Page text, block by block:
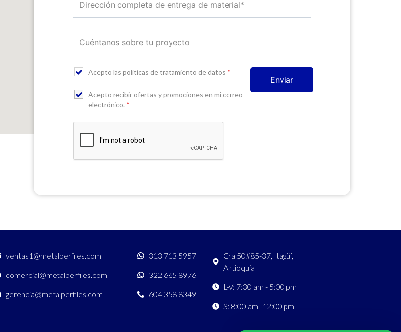
Acepto las políticas de tratamiento de datos *
Acepto recibir ofertas y promociones en mi correo
electrónico. *
ventas1@metalperfiles.com
comercial@metalperfiles.com
gerencia@metalperfiles.com
313 713 5957
322 665 8976
604 358 8349
Cra 50#85-37, Itagüí,
Antioquia
L-V: 7:30 am - 5:00 pm
S: 8:00 am -12:00 pm